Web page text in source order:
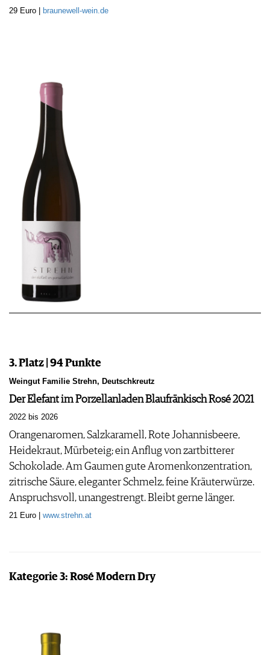
29 Euro | braunewell-wein.de
3. Platz | 94 Punkte
Weingut Familie Strehn, Deutschkreutz
Der Elefant im Porzellanladen Blaufränkisch Rosé 2021
2022 bis 2026
Orangenaromen, Salzkaramell, Rote Johannisbeere,
Heidekraut, Mürbeteig; ein Anflug von zartbitterer
Schokolade. Am Gaumen gute Aromenkonzentration,
zitrische Säure, eleganter Schmelz, feine Kräuterwürze.
Anspruchsvoll, unangestrengt. Bleibt gerne länger.
21 Euro | www.strehn.at
Kategorie 3: Rosé Modern Dry